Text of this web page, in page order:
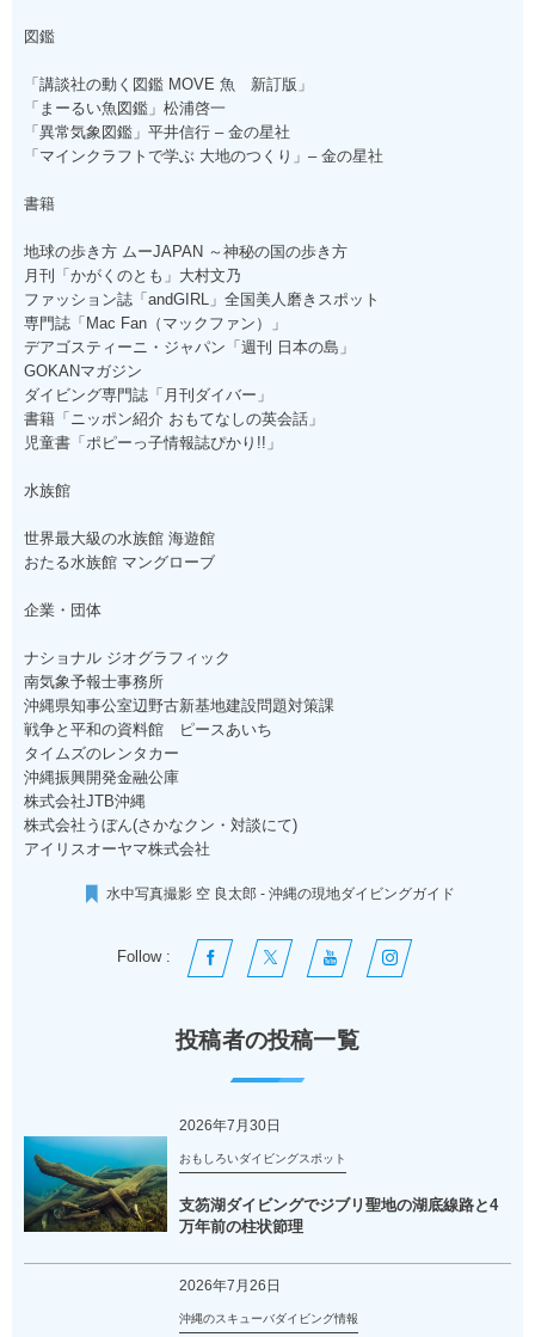
図鑑
「講談社の動く図鑑 MOVE 魚 新訂版」
「まーるい魚図鑑」松浦啓一
「異常気象図鑑」平井信行 – 金の星社
「マインクラフトで学ぶ 大地のつくり」– 金の星社
書籍
地球の歩き方 ムーJAPAN ～神秘の国の歩き方
月刊「かがくのとも」大村文乃
ファッション誌「andGIRL」全国美人磨きスポット
専門誌「Mac Fan（マックファン）」
デアゴスティーニ・ジャパン「週刊 日本の島」
GOKANマガジン
ダイビング専門誌「月刊ダイバー」
書籍「ニッポン紹介 おもてなしの英会話」
児童書「ポピーっ子情報誌ぴかり!!」
水族館
世界最大級の水族館 海遊館
おたる水族館 マングローブ
企業・団体
ナショナル ジオグラフィック
南気象予報士事務所
沖縄県知事公室辺野古新基地建設問題対策課
戦争と平和の資料館 ピースあいち
タイムズのレンタカー
沖縄振興開発金融公庫
株式会社JTB沖縄
株式会社うぼん(さかなクン・対談にて)
アイリスオーヤマ株式会社
水中写真撮影 空 良太郎 - 沖縄の現地ダイビングガイド
Follow :
投稿者の投稿一覧
2026年7月30日
おもしろいダイビングスポット
支笏湖ダイビングでジブリ聖地の湖底線路と4
万年前の柱状節理
2026年7月26日
沖縄のスキューバダイビング情報